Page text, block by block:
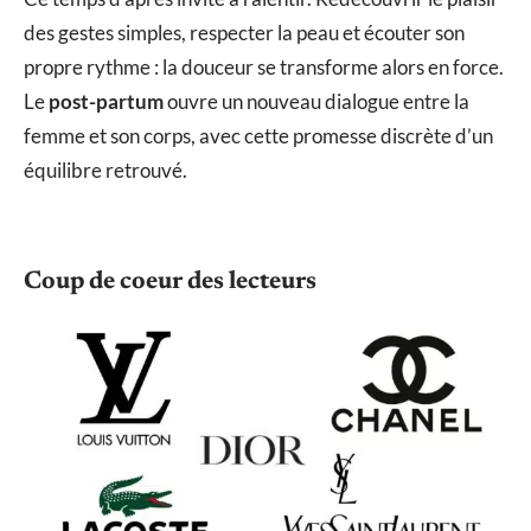
des gestes simples, respecter la peau et écouter son
propre rythme : la douceur se transforme alors en force.
Lepost-partumouvre un nouveau dialogue entre la
femme et son corps, avec cette promesse discrète d’un
équilibre retrouvé.
Coup de coeur des lecteurs